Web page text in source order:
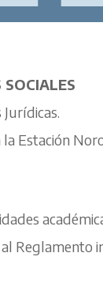
Estación
Reglamento